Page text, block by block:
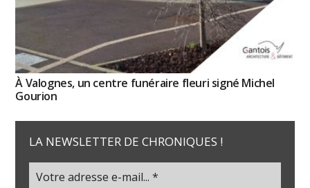
À Valognes, un centre funéraire fleuri signé Michel
Gourion
LA NEWSLETTER DE CHRONIQUES !